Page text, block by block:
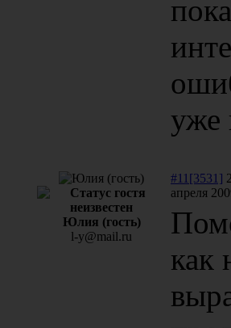
уже
Юлия (гость)
l-y@mail.ru
#11[3531]
апреля
как